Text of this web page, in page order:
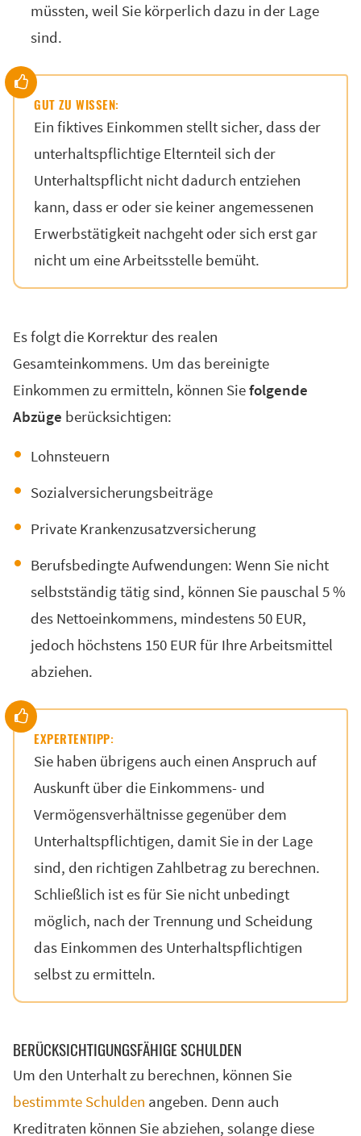
müssten, weil Sie körperlich dazu in der Lage
sind.
GUT ZU WISSEN:
Ein fiktives Einkommen stellt sicher, dass der
unterhaltspflichtige Elternteil sich der
Unterhaltspflicht nicht dadurch entziehen
kann, dass er oder sie keiner angemessenen
Erwerbstätigkeit nachgeht oder sich erst gar
nicht um eine Arbeitsstelle bemüht.
Es folgt die Korrektur des realen
Gesamteinkommens. Um das bereinigte
Einkommen zu ermitteln, können Siefolgende
Abzüge berücksichtigen:
Lohnsteuern
Sozialversicherungsbeiträge
Private Krankenzusatzversicherung
Berufsbedingte Aufwendungen: Wenn Sie nicht
selbstständig tätig sind, können Sie pauschal 5 %
des Nettoeinkommens, mindestens 50 EUR,
jedoch höchstens 150 EUR für Ihre Arbeitsmittel
abziehen.
EXPERTENTIPP:
Sie haben übrigens auch einen Anspruch auf
Auskunft über die Einkommens- und
Vermögensverhältnisse gegenüber dem
Unterhaltspflichtigen, damit Sie in der Lage
sind, den richtigen Zahlbetrag zu berechnen.
Schließlich ist es für Sie nicht unbedingt
möglich, nach der Trennung und Scheidung
das Einkommen des Unterhaltspflichtigen
selbst zu ermitteln.
BERÜCKSICHTIGUNGSFÄHIGE SCHULDEN
Um den Unterhalt zu berechnen, können Sie
bestimmte Schulden angeben. Denn auch
Kreditraten können Sie abziehen, solange diese